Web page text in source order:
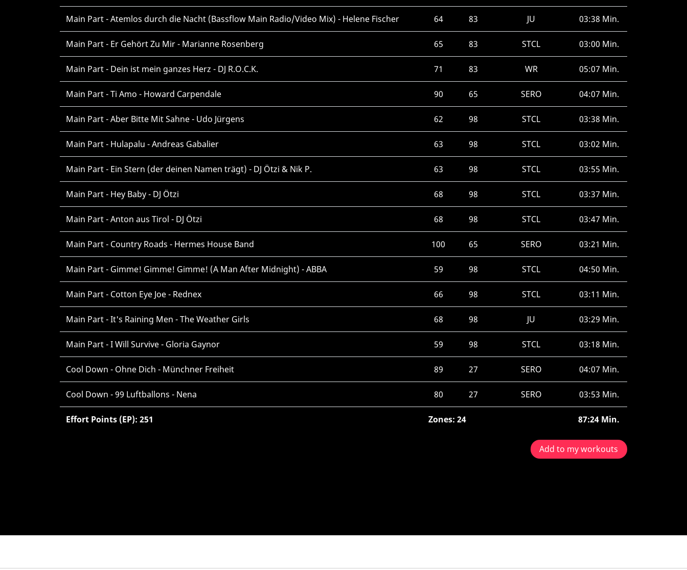
Main Part - Atemlos durch die Nacht (Bassflow Main Radio/Video Mix) - Helene Fischer 64 83 JU 03:38 Min.
Main Part - Er Gehört Zu Mir - Marianne Rosenberg 65 83 STCL 03:00 Min.
Main Part - Dein ist mein ganzes Herz - DJ R.O.C.K. 71 83 WR 05:07 Min.
Main Part - Ti Amo - Howard Carpendale 90 65 SERO 04:07 Min.
Main Part - Aber Bitte Mit Sahne - Udo Jürgens 62 98 STCL 03:38 Min.
Main Part - Hulapalu - Andreas Gabalier 63 98 STCL 03:02 Min.
Main Part - Ein Stern (der deinen Namen trägt) - DJ Ötzi & Nik P. 63 98 STCL 03:55 Min.
Main Part - Hey Baby - DJ Ötzi 68 98 STCL 03:37 Min.
Main Part - Anton aus Tirol - DJ Ötzi 68 98 STCL 03:47 Min.
Main Part - Country Roads - Hermes House Band 100 65 SERO 03:21 Min.
Main Part - Gimme! Gimme! Gimme! (A Man After Midnight) - ABBA 59 98 STCL 04:50 Min.
Main Part - Cotton Eye Joe - Rednex 66 98 STCL 03:11 Min.
Main Part - It's Raining Men - The Weather Girls 68 98 JU 03:29 Min.
Main Part - I Will Survive - Gloria Gaynor 59 98 STCL 03:18 Min.
Cool Down - Ohne Dich - Münchner Freiheit 89 27 SERO 04:07 Min.
Cool Down - 99 Luftballons - Nena 80 27 SERO 03:53 Min.
Effort Points (EP): 251 Zones: 24 87:24 Min.
Add to my workouts